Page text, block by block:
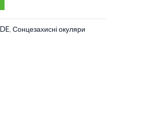
, Сонцезахисні окуляри